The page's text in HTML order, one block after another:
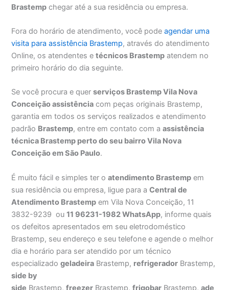
Brastemp chegar até a sua residência ou empresa.
Fora do horário de atendimento, você podeagendar uma
visita para assistência Brastemp, através do atendimento
Online, os atendentes etécnicos Brastemp atendem no
primeiro horário do dia seguinte.
Se você procura e querserviços Brastemp Vila Nova
Conceição assistência com peças originais Brastemp,
garantia em todos os serviços realizados e atendimento
padrão Brastemp, entre em contato com aassistência
técnica Brastemp perto do seu bairro Vila Nova
Conceição em São Paulo.
É muito fácil e simples ter oatendimento Brastemp em
sua residência ou empresa, ligue para aCentral de
Atendimento Brastemp em Vila Nova Conceição, 11
3832-9239 ou11 96231-1982 WhatsApp, informe quais
os defeitos apresentados em seu eletrodoméstico
Brastemp, seu endereço e seu telefone e agende o melhor
dia e horário para ser atendido por um técnico
especializadogeladeira Brastemp, refrigerador Brastemp,
side by
side Brastemp,freezer Brastemp,frigobar Brastemp,ade